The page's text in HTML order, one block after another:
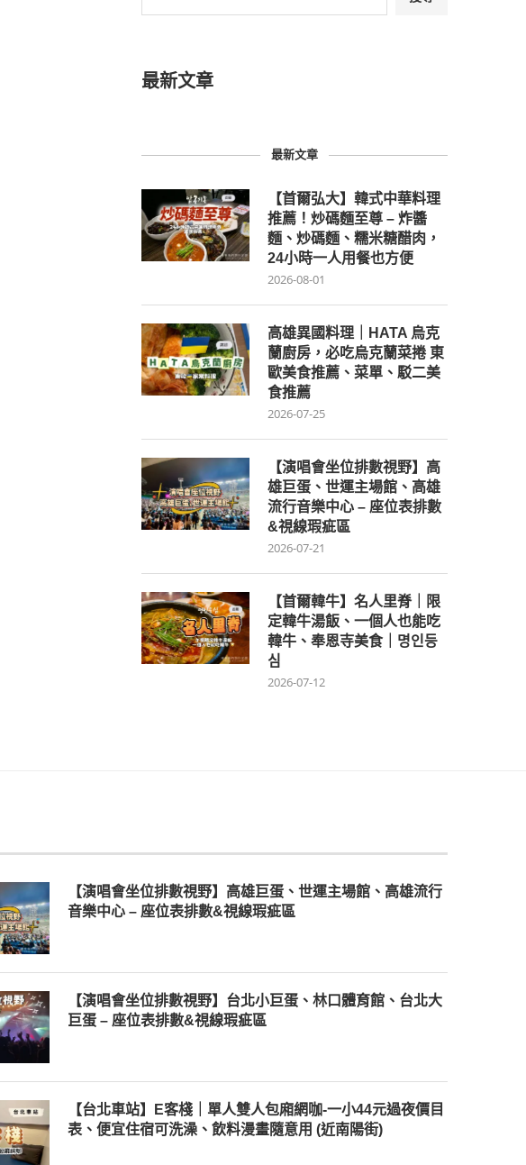
最新文章
最新文章
【首爾弘大】韓式中華料理
推薦！炒碼麵至尊 – 炸醬
麵、炒碼麵、糯米糖醋肉，
24小時一人用餐也方便
2026-08-01
高雄異國料理｜HATA 烏克
蘭廚房，必吃烏克蘭菜捲 東
歐美食推薦、菜單、駁二美
食推薦
2026-07-25
【演唱會坐位排數視野】高
雄巨蛋、世運主場館、高雄
流行音樂中心 – 座位表排數
&視線瑕疵區
2026-07-21
【首爾韓牛】名人里脊｜限
定韓牛湯飯、一個人也能吃
韓牛、奉恩寺美食｜명인등
심
2026-07-12
【演唱會坐位排數視野】高雄巨蛋、世運主場館、高雄流行
音樂中心 – 座位表排數&視線瑕疵區
【演唱會坐位排數視野】台北小巨蛋、林口體育館、台北大
巨蛋 – 座位表排數&視線瑕疵區
【台北車站】E客棧｜單人雙人包廂網咖-一小44元過夜價目
表、便宜住宿可洗澡、飲料漫畫隨意用 (近南陽街)